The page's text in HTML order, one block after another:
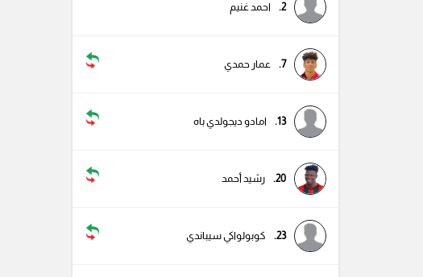
2. احمد غنيم
7. عمار حمدي
13. امادو ديجولدي باه
20. رشيد أحمد
23. كوبولواكي سيباندي